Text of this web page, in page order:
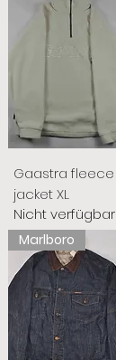
Gaastra fleece
jacket XL
Nicht verfügbar
Marlboro